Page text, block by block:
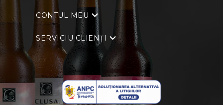
CONTUL MEU
SERVICIU CLIENȚI